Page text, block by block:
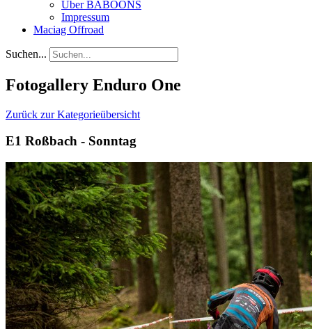
Über BABOONS
Impressum
Maciag Offroad
Suchen...
Fotogallery Enduro One
Zurück zur Kategorieübersicht
E1 Roßbach - Sonntag